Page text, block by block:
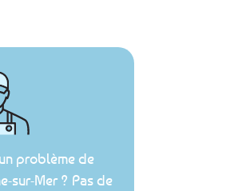
problème de
sur-Mer ? Pas de